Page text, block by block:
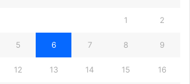
1 2
5 6 7 8 9
12 13 14 15 16